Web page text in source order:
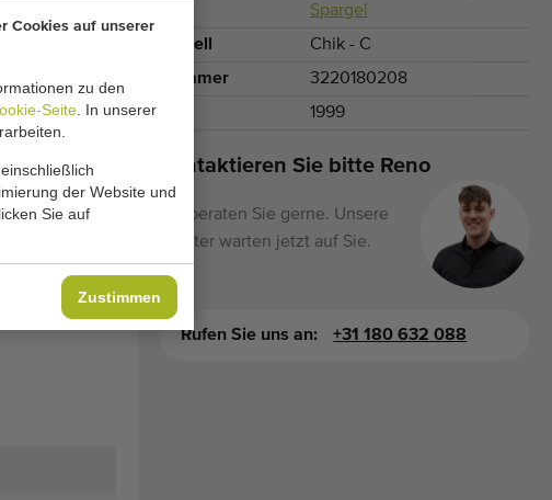
Cookies auf unserer
zu den
Seite . In unserer
der Website und
Sie auf
Zustimmen
Spargel
Modell
Chik - C
Nummer
3220180208
1999
Kontaktieren Sie bitte Reno
Wir beraten Sie gerne. Unsere
Berater warten jetzt auf Sie.
Rufen Sie uns an: +31 180 632 088